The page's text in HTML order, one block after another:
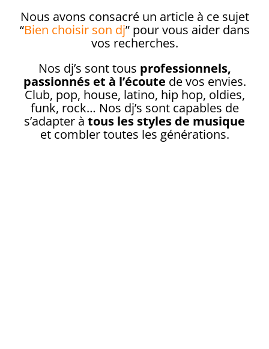
Nous avons consacré un article à ce sujet
“Bien choisir son dj” pour vous aider dans
vos recherches.
Nos dj’s sont tous professionnels,
passionnés et à l’écoute de vos envies.
Club, pop, house, latino, hip hop, oldies,
funk, rock… Nos dj’s sont capables de
s’adapter à tous les styles de musique
et combler toutes les générations.